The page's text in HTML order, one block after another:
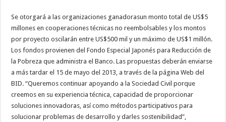
Se otorgará a las organizaciones ganadorasun monto total de US$5
millones en cooperaciones técnicas no reembolsables y los montos
por proyecto oscilarán entre US$500 mil y un máximo de US$1 millón.
Los fondos provienen del Fondo Especial Japonés para Reducción de
la Pobreza que administra el Banco. Las propuestas deberán enviarse
a más tardar el 15 de mayo del 2013, a través de la página Web del
BID. “Queremos continuar apoyando a la Sociedad Civil porque
creemos en su experiencia técnica, capacidad de proporcionar
soluciones innovadoras, así como métodos participativos para
solucionar problemas de desarrollo y darles sostenibilidad”,